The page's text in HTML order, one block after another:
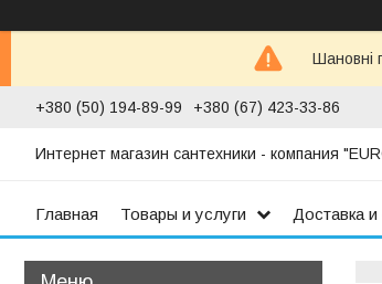
Шановні
+380 (50) 194-89-99 +380 (67) 423-33-86
Интернет магазин сантехники - компания
Главная Товары и услуги Доставка